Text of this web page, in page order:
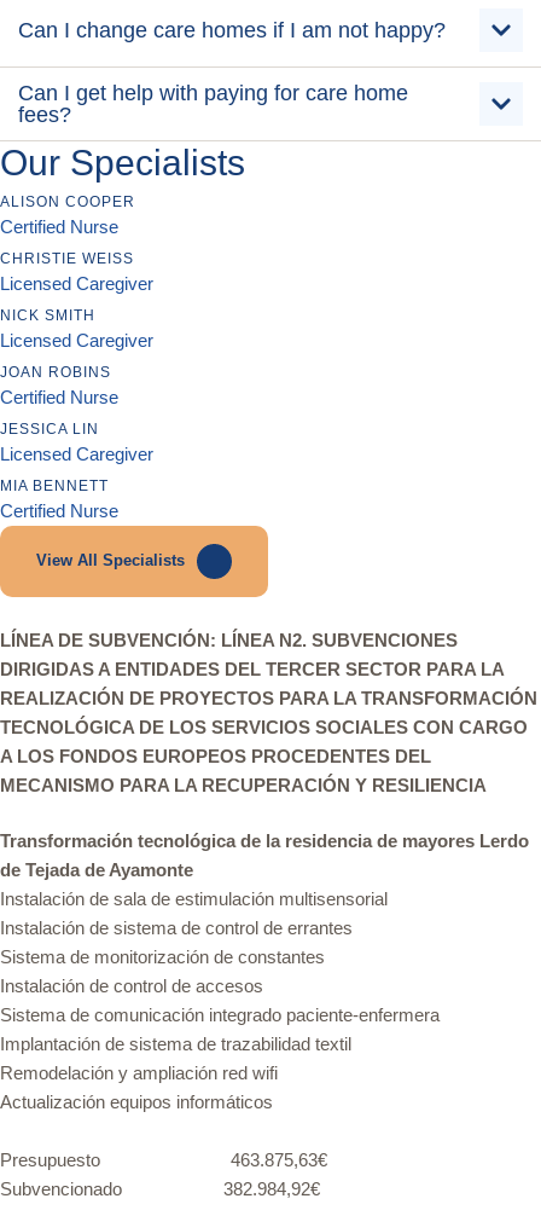
Can I change care homes if I am not happy?
Can I get help with paying for care home
fees?
Our Specialists
ALISON COOPER
Certified Nurse
CHRISTIE WEISS
Licensed Caregiver
NICK SMITH
Licensed Caregiver
JOAN ROBINS
Certified Nurse
JESSICA LIN
Licensed Caregiver
MIA BENNETT
Certified Nurse
View All Specialists
LÍNEA DE SUBVENCIÓN: LÍNEA N2. SUBVENCIONES
DIRIGIDAS A ENTIDADES DEL TERCER SECTOR PARA LA
REALIZACIÓN DE PROYECTOS PARA LA TRANSFORMACIÓN
TECNOLÓGICA DE LOS SERVICIOS SOCIALES CON CARGO
A LOS FONDOS EUROPEOS PROCEDENTES DEL
MECANISMO PARA LA RECUPERACIÓN Y RESILIENCIA
Transformación tecnológica de la residencia de mayores Lerdo
de Tejada de Ayamonte
Instalación de sala de estimulación multisensorial
Instalación de sistema de control de errantes
Sistema de monitorización de constantes
Instalación de control de accesos
Sistema de comunicación integrado paciente-enfermera
Implantación de sistema de trazabilidad textil
Remodelación y ampliación red wifi
Actualización equipos informáticos
Presupuesto 463.875,63€
Subvencionado 382.984,92€